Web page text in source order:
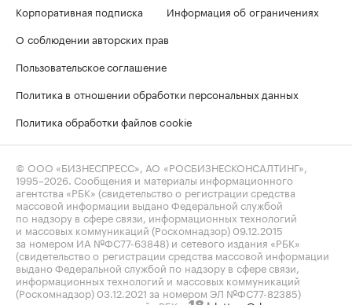
Корпоративная подписка
Информация об ограничениях
О соблюдении авторских прав
Пользовательское соглашение
Политика в отношении обработки персональных данных
Политика обработки файлов cookie
© ООО «БИЗНЕСПРЕСС», АО «РОСБИЗНЕСКОНСАЛТИНГ»,
1995–2026 . Сообщения и материалы информационного
агентства «РБК» (свидетельство о регистрации средства
массовой информации выдано Федеральной службой
по надзору в сфере связи, информационных технологий
и массовых коммуникаций (Роскомнадзор) 09.12.2015
за номером ИА №ФС77-63848) и сетевого издания «РБК»
(свидетельство о регистрации средства массовой информации
выдано Федеральной службой по надзору в сфере связи,
информационных технологий и массовых коммуникаций
(Роскомнадзор) 03.12.2021 за номером ЭЛ №ФС77-82385)